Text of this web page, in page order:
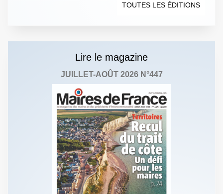
TOUTES LES ÉDITIONS
Lire le magazine
JUILLET-AOÛT 2026 N°447